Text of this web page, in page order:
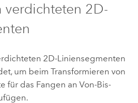
verdichteten 2D-
2D-Liniensegmenten
um beim Transformieren von
für das Fangen an Von-Bis-